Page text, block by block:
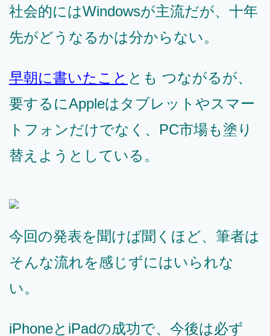
社会的にはWindowsが主流だが、十年
先がどうなるかは分からない。
早朝に書いたこと とも つながるが、
要するにAppleはタブレットやスマー
トフォンだけでなく、PC市場も塗り
替えようとしている。
今回の発表を聞けば聞くほど、筆者は
そんな流れを感じずにはいられな
い。
iPhoneとiPadの成功で、今後は必ず